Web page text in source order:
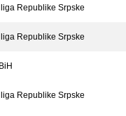
liga Republike Srpske
liga Republike Srpske
liga Republike Srpske